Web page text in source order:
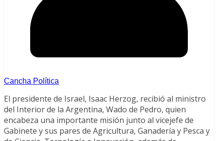
Cancha Política
El presidente de Israel, Isaac Herzog, recibió al ministro
del Interior de la Argentina, Wado de Pedro, quien
encabeza una importante misión junto al vicejefe de
Gabinete y sus pares de Agricultura, Ganadería y Pesca y